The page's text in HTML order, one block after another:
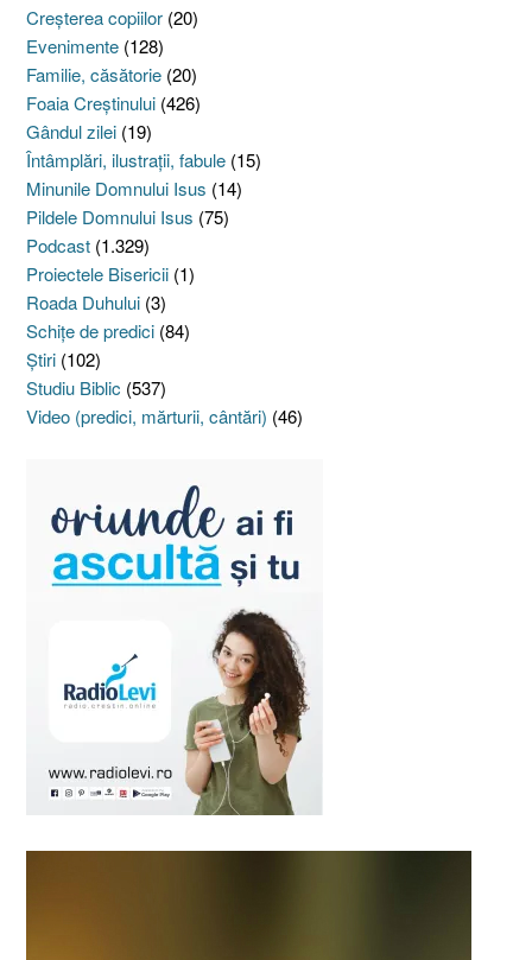
Creşterea copiilor (20)
Evenimente (128)
Familie, căsătorie (20)
Foaia Creştinului (426)
Gândul zilei (19)
Întâmplări, ilustraţii, fabule (15)
Minunile Domnului Isus (14)
Pildele Domnului Isus (75)
Podcast (1.329)
Proiectele Bisericii (1)
Roada Duhului (3)
Schiţe de predici (84)
Ştiri (102)
Studiu Biblic (537)
Video (predici, mărturii, cântări) (46)